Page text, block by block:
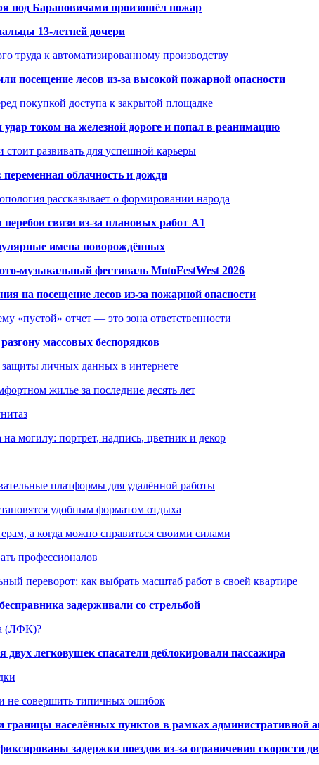
под Барановичами произошёл пожар
13-летней дочери
труда к автоматизированному производству
посещение лесов из-за высокой пожарной опасности
покупкой доступа к закрытой площадке
током на железной дороге и попал в реанимацию
развивать для успешной карьеры
облачность и дожди
рассказывает о формировании народа
связи из-за плановых работ A1
имена новорождённых
музыкальный фестиваль MotoFestWest 2026
на посещение лесов из-за пожарной опасности
«пустой» отчет — это зона ответственности
массовых беспорядков
личных данных в интернете
жилье за последние десять лет
могилу: портрет, надпись, цветник и декор
платформы для удалённой работы
удобным форматом отдыха
а когда можно справиться своими силами
профессионалов
переворот: как выбрать масштаб работ в своей квартире
задерживали со стрельбой
(ЛФК)?
двух легковушек спасатели деблокировали пассажира
не совершить типичных ошибок
населённых пунктов в рамках административной
задержки поездов из-за ограничения скорости